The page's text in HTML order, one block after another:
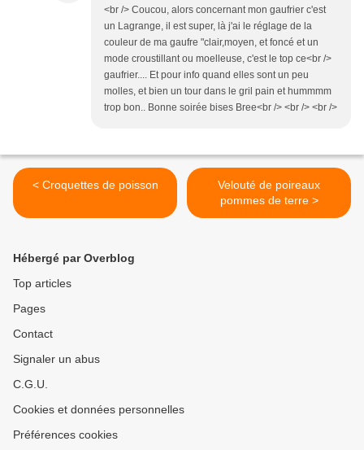
<br /> Coucou, alors concernant mon gaufrier c'est
un Lagrange, il est super, là j'ai le réglage de la
couleur de ma gaufre "clair,moyen, et foncé et un
mode croustillant ou moelleuse, c'est le top ce<br />
gaufrier.... Et pour info quand elles sont un peu
molles, et bien un tour dans le gril pain et hummmm
trop bon.. Bonne soirée bises Bree<br /> <br /> <br />
< Croquettes de poisson
Velouté de poireaux
pommes de terre >
Hébergé par Overblog
Top articles
Pages
Contact
Signaler un abus
C.G.U.
Cookies et données personnelles
Préférences cookies